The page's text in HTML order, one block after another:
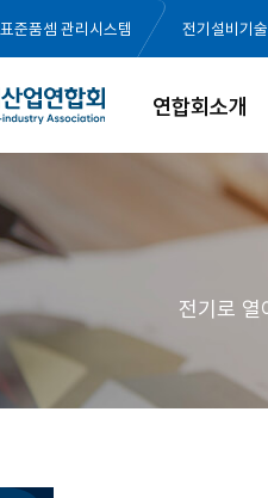
표준품셈 관리시스템 전기설비기
연합회소개
전기로 열